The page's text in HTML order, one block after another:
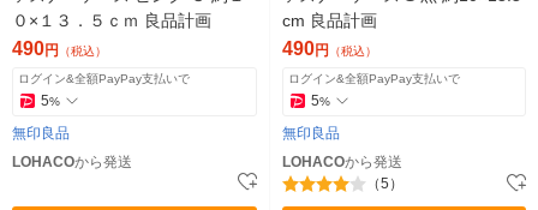
０×１３．５ｃｍ 良品計画
490円 （税込）
ログイン&全額PayPay支払いで
5%
無印良品
LOHACOから発送
cm 良品計画
490円 （税込）
ログイン&全額PayPay支払いで
5%
無印良品
LOHACOから発送
（5）